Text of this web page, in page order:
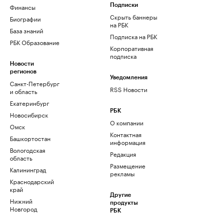
Финансы
Биографии
База знаний
РБК Образование
Новости
регионов
Санкт-Петербург
и область
Екатеринбург
Новосибирск
Омск
Башкортостан
Вологодская
область
Калининград
Краснодарский
край
Нижний
Новгород
Подписки
Скрыть баннеры
на РБК
Подписка на РБК
Корпоративная
подписка
Уведомления
RSS Новости
РБК
О компании
Контактная
информация
Редакция
Размещение
рекламы
Другие
продукты
РБК